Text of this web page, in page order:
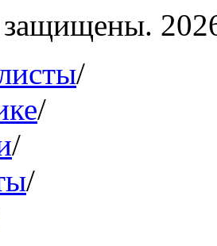
защищены.
/
/
/
/